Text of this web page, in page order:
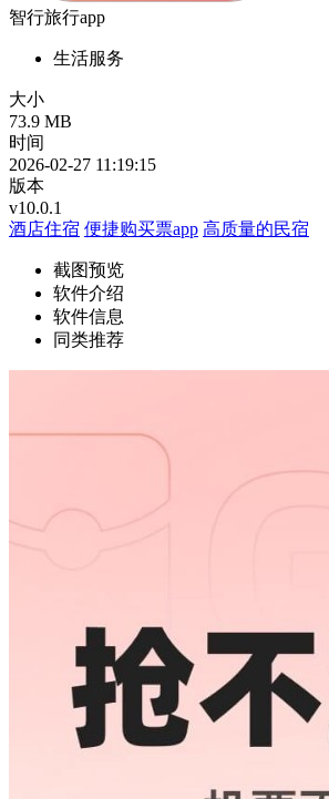
智行旅行app
生活服务
大小
73.9 MB
时间
2026-02-27 11:19:15
版本
v10.0.1
酒店住宿 便捷购买票app 高质量的民宿
截图预览
软件介绍
软件信息
同类推荐